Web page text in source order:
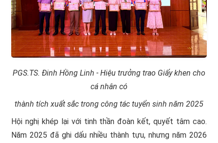
PGS.TS. Đinh Hồng Linh - Hiệu trưởng trao Giấy khen cho
cá nhân có
thành tích xuất sắc trong công tác tuyển sinh năm 2025
Hội nghị khép lại với tinh thần đoàn kết, quyết tâm cao.
Năm 2025 đã ghi dấu nhiều thành tựu, nhưng năm 2026